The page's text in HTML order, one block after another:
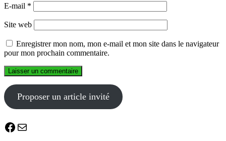
E-mail *
Site web
Enregistrer mon nom, mon e-mail et mon site dans le navigateur
pour mon prochain commentaire.
Proposer un article invité
Facebook
E-mail